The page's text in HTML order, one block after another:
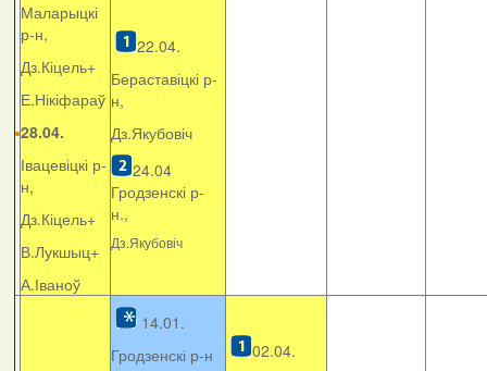
Маларыцкі
р-н,
Дз.Кіцель+
Е.Нікіфараў
28.04.
Івацевіцкі р-
н,
Дз.Кіцель+
В.Лукшыц+
А.Іваноў
22.04.
Бераставіцкі р-
н,
Дз.Якубовіч
24.04
Гродзенскі р-
н.,
Дз.Якубовіч
14.01.
Гродзенскі р-н
02.04.